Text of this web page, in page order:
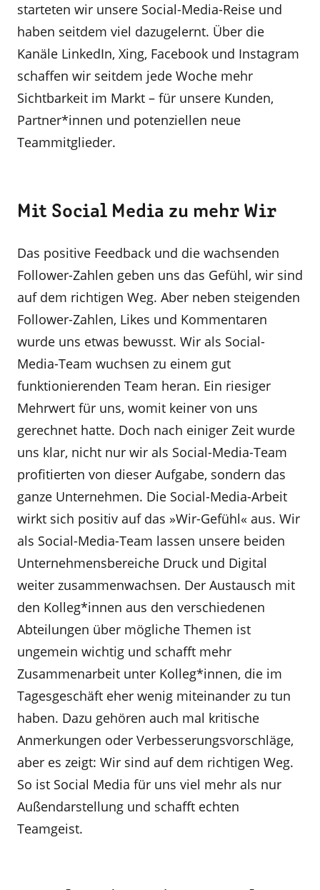
starteten wir unsere Social-Media-Reise und
haben seitdem viel dazugelernt. Über die
Kanäle LinkedIn, Xing, Facebook und Instagram
schaffen wir seitdem jede Woche mehr
Sichtbarkeit im Markt – für unsere Kunden,
Partner*innen und potenziellen neue
Teammitglieder.
Mit Social Media zu mehr Wir
Das positive Feedback und die wachsenden
Follower-Zahlen geben uns das Gefühl, wir sind
auf dem richtigen Weg. Aber neben steigenden
Follower-Zahlen, Likes und Kommentaren
wurde uns etwas bewusst. Wir als Social-
Media-Team wuchsen zu einem gut
funktionierenden Team heran. Ein riesiger
Mehrwert für uns, womit keiner von uns
gerechnet hatte. Doch nach einiger Zeit wurde
uns klar, nicht nur wir als Social-Media-Team
profitierten von dieser Aufgabe, sondern das
ganze Unternehmen. Die Social-Media-Arbeit
wirkt sich positiv auf das »Wir-Gefühl« aus. Wir
als Social-Media-Team lassen unsere beiden
Unternehmensbereiche Druck und Digital
weiter zusammenwachsen. Der Austausch mit
den Kolleg*innen aus den verschiedenen
Abteilungen über mögliche Themen ist
ungemein wichtig und schafft mehr
Zusammenarbeit unter Kolleg*innen, die im
Tagesgeschäft eher wenig miteinander zu tun
haben. Dazu gehören auch mal kritische
Anmerkungen oder Verbesserungsvorschläge,
aber es zeigt: Wir sind auf dem richtigen Weg.
So ist Social Media für uns viel mehr als nur
Außendarstellung und schafft echten
Teamgeist.